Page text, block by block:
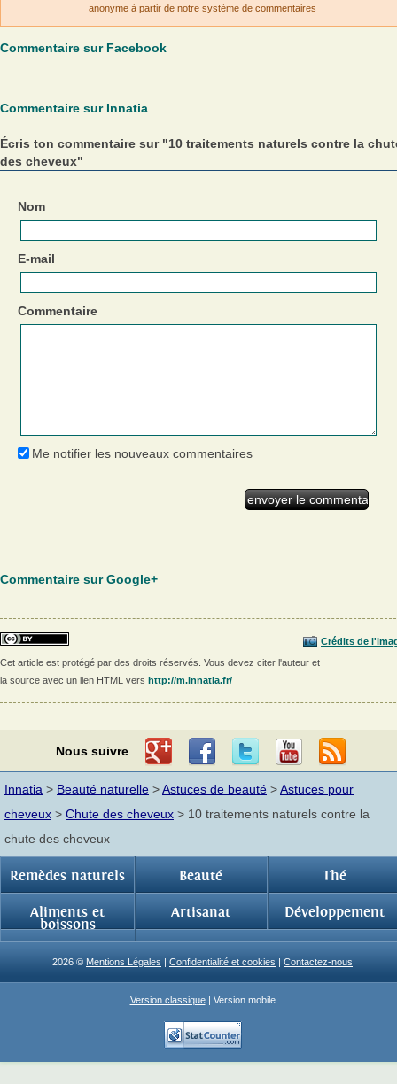
anonyme à partir de notre système de commentaires
Commentaire sur Facebook
Commentaire sur Innatia
Écris ton commentaire sur "10 traitements naturels contre la
des cheveux"
Nom
E-mail
Commentaire
Me notifier les nouveaux commentaires
Commentaire sur Google+
Crédits de
Cet article est protégé par des droits réservés. Vous devez citer l'auteur et
la source avec un lien HTML vers http://m.innatia.fr/
Nous suivre
Innatia > Beauté naturelle >Astuces de beauté >Astuces pour
cheveux > Chute des cheveux > 10 traitements naturels contre la
chute des cheveux
Remèdes naturels Beauté Thé
Aliments et
boissons
Artisanat Développement
2026 © Mentions Légales Confidentialité et cookies Contactez-nous
Version classique| Version mobile